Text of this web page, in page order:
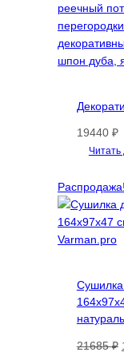
19440 ₽
Читать
Распродажа!
21685₽